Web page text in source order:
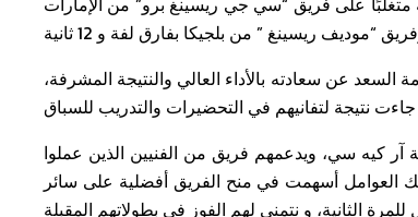
عن سعادته بالأداء العالي والنتيجة المشرفة،
نتيجة لتفانيهم في التحضيرات والتدريب للسباق
آر كيه سي، ويدعمهم فريق من الفنيين الذين عملوا
أسهمت في منح الفريق أفضلية على سائر